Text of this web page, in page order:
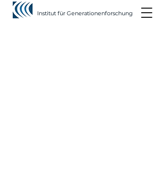
Institut für Generationenforschung